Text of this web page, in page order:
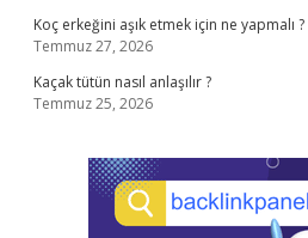
Koç erkeğini aşık etmek için ne yapmalı ?
Temmuz 27, 2026
Kaçak tütün nasıl anlaşılır ?
Temmuz 25, 2026